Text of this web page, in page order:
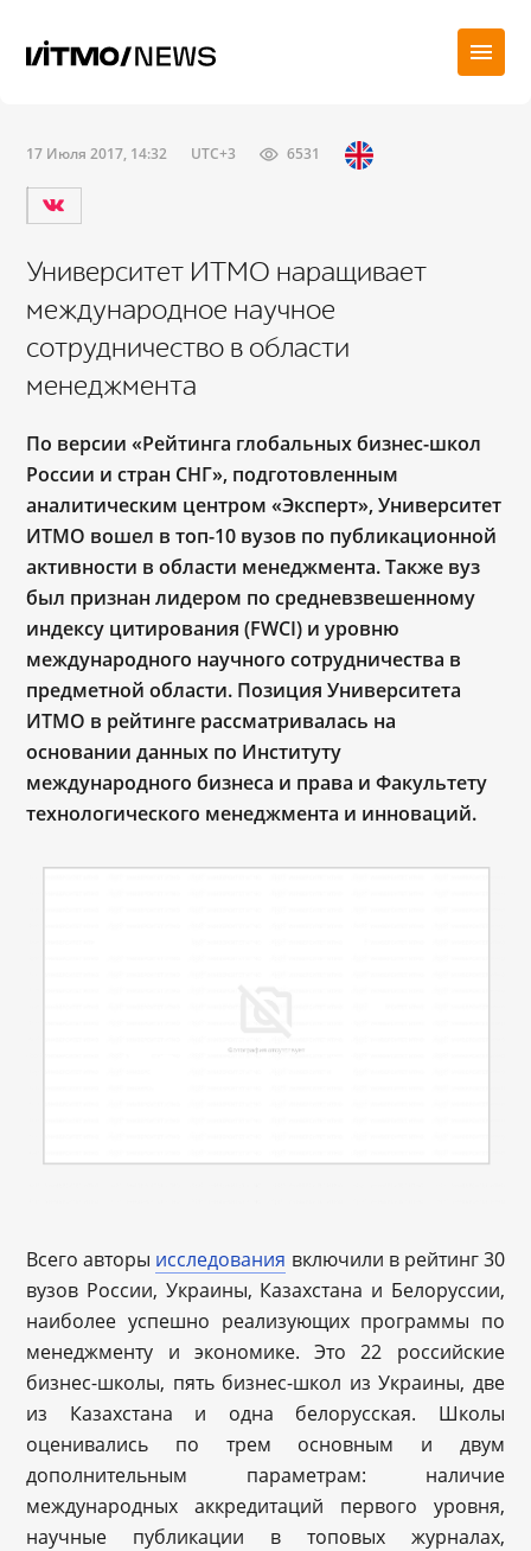
17 Июля 2017, 14:32 UTC+3 6531
Университет ИТМО наращивает
международное научное
сотрудничество в области
менеджмента
По версии «Рейтинга глобальных бизнес-школ
России и стран СНГ», подготовленным
аналитическим центром «Эксперт», Университет
ИТМО вошел в топ-10 вузов по публикационной
активности в области менеджмента. Также вуз
был признан лидером по средневзвешенному
индексу цитирования (FWCI) и уровню
международного научного сотрудничества в
предметной области. Позиция Университета
ИТМО в рейтинге рассматривалась на
основании данных по Институту
международного бизнеса и права и Факультету
технологического менеджмента и инноваций.
Всего авторы исследования включили в рейтинг 30
вузов России, Украины, Казахстана и Белоруссии,
наиболее успешно реализующих программы по
менеджменту и экономике. Это 22 российские
бизнес-школы, пять бизнес-школ из Украины, две
из Казахстана и одна белорусская. Школы
оценивались по трем основным и двум
дополнительным параметрам: наличие
международных аккредитаций первого уровня,
научные публикации в топовых журналах,